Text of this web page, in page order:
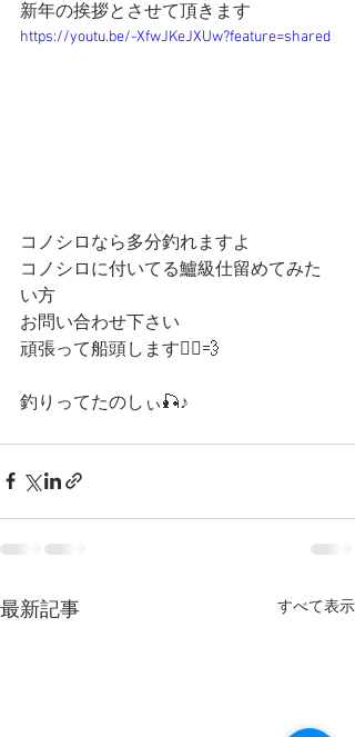
新年の挨拶とさせて頂きます
https://youtu.be/-XfwJKeJXUw?feature=shared
コノシロなら多分釣れますよ
コノシロに付いてる鱸級仕留めてみた
い方
お問い合わせ下さい
頑張って船頭します🚣‍♀️💨
釣りってたのしぃ🎣♪
最新記事 すべて表示